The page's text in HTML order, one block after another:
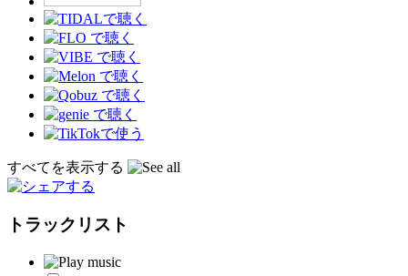
すべてを表示する
トラックリスト